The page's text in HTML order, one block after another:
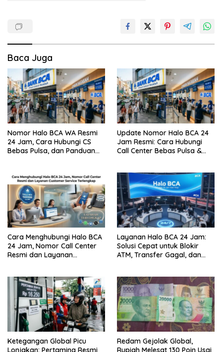
Baca Juga
Nomor Halo BCA WA Resmi
24 Jam, Cara Hubungi CS
Bebas Pulsa, dan Panduan
Update Nomor Halo BCA 24
Jam Resmi: Cara Hubungi
Call Center Bebas Pulsa &
Cara Menghubungi Halo BCA
24 Jam, Nomor Call Center
Resmi dan Layanan
Layanan Halo BCA 24 Jam:
Solusi Cepat untuk Blokir
ATM, Transfer Gagal, dan
Ketegangan Global Picu
Lonjakan: Pertamina Resmi
Redam Gejolak Global,
Rupiah Melesat 130 Poin Usai